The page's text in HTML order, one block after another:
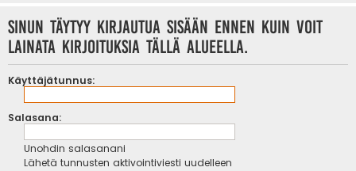
Sinun täytyy kirjautua sisään ennen kuin voit
lainata kirjoituksia tällä alueella.
Käyttäjätunnus:
Salasana:
Unohdin salasanani
Lähetä tunnusten aktivointiviesti uudelleen